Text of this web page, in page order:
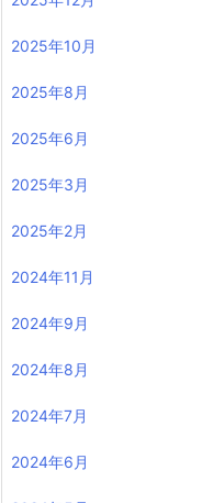
2025年10月
2025年8月
2025年6月
2025年3月
2025年2月
2024年11月
2024年9月
2024年8月
2024年7月
2024年6月